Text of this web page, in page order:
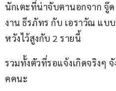
นักเตะที่น่าจับตานอกจาก จู๊
งาน ธีรภัทร กับ เอราวัณ แบ
หวังไว้สูงกับ 2 รายนี้
รวมทั้งตัวที่รอแจ้งเกิดจริงๆ
คคนะ